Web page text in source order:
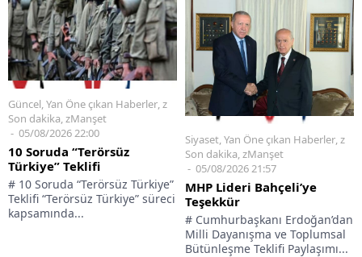
Güncel,Yan Öne çıkan Haberler,z
Son dakika,zManşet
05/08/2026 22:00
10 Soruda “Terörsüz
Türkiye” Teklifi
# 10 Soruda “Terörsüz Türkiye”
Teklifi “Terörsüz Türkiye” süreci
kapsamında...
Siyaset Yan Öne çıkan Haberler z
Son dakika zManşet
05/08/2026 21:57
MHP Lideri Bahçeli’ye
Teşekkür
# Cumhurbaşkanı Erdoğan’dan
Milli Dayanışma ve Toplumsal
Bütünleşme Teklifi Paylaşımı...